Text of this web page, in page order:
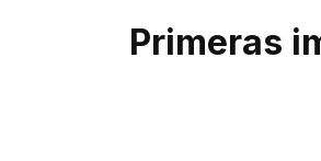
Primeras